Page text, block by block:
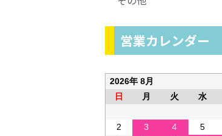
営業カレンダー
2026年 8月
日
月 火 水
2
3 4 5